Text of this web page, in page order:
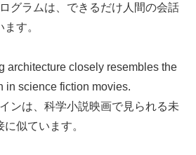
グラムは、できるだけ人間の会話
す。
architecture closely resembles the
in science fiction movies.
ンは、科学小説映画で見られる未
似ています。